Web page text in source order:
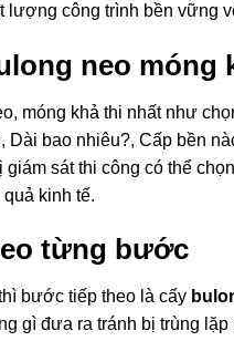
lượng công trình bền vững
neo móng
móng khả thi nhất như
Dài bao nhiêu?, Cấp bền
sát thi công có thể
kinh tế.
từng bước
bước tiếp theo là cấy
gì đưa ra tránh bị trùng lặp